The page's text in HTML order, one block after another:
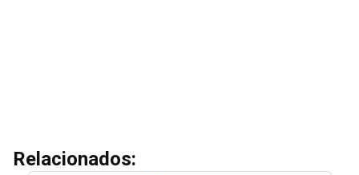
Relacionados: